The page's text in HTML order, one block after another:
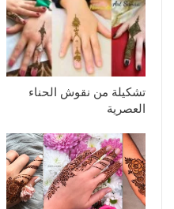
تشكيلة من نقوش الحناء
العصرية